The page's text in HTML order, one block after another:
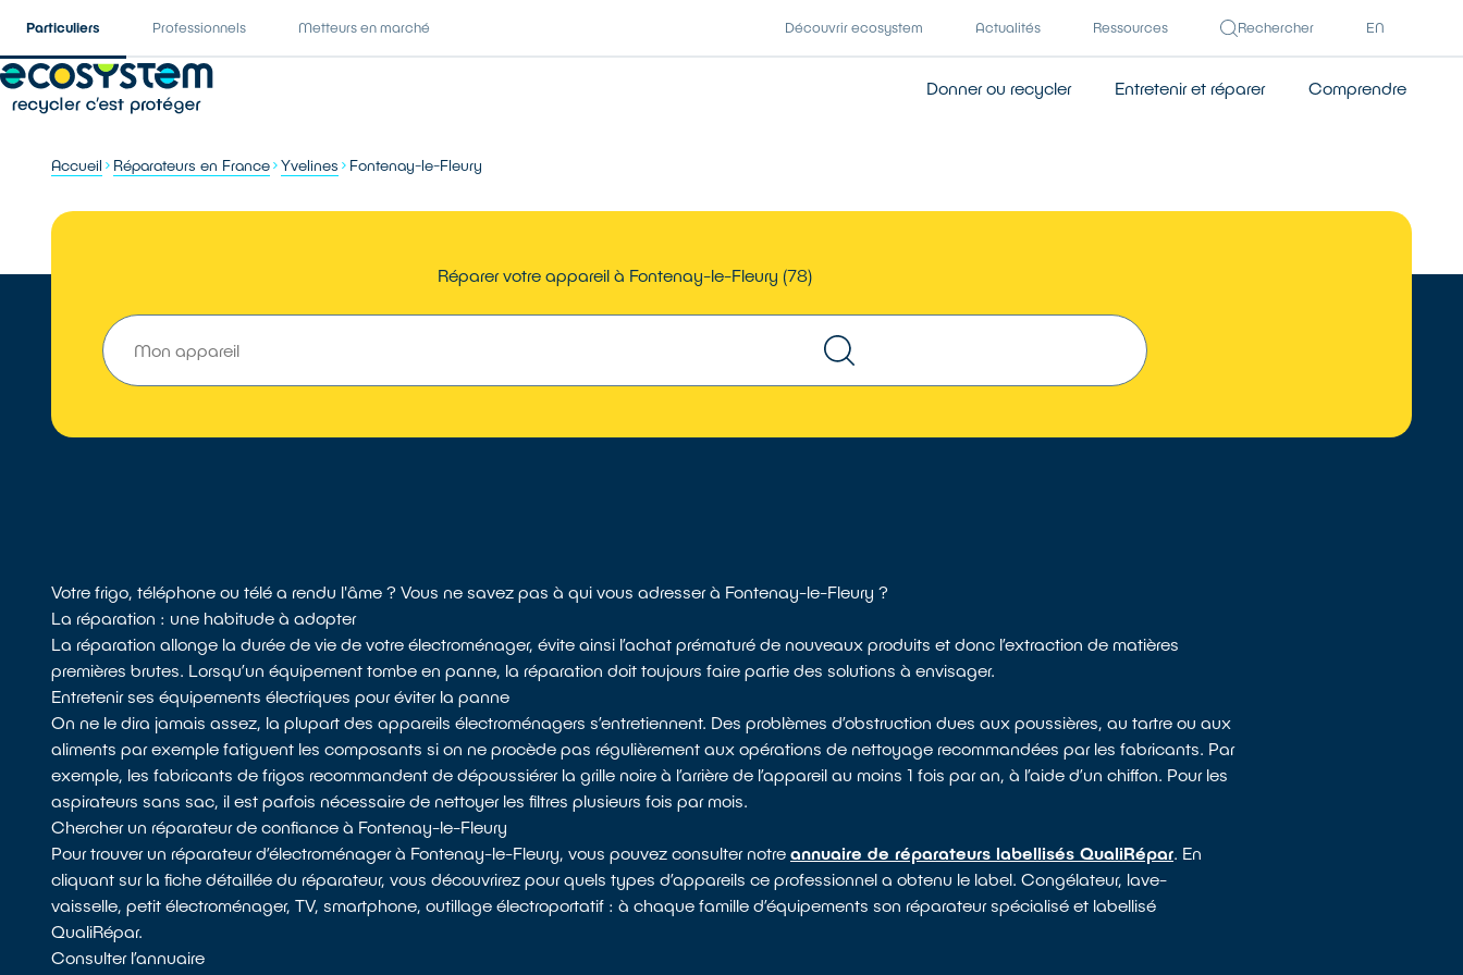
Particuliers Professionnels Metteurs en marché Découvrir ecosystem Actualités Ressources Rechercher EN
Donner ou recycler Entretenir et réparer Comprendre
Accueil Réparateurs en France Yvelines Fontenay-le-Fleury
Réparer votre appareil à Fontenay-le-Fleury (78)
Votre frigo, téléphone ou télé a rendu l'âme ? Vous ne savez pas à qui vous adresser à Fontenay-le-Fleury ?
La réparation : une habitude à adopter
La réparation allonge la durée de vie de votre électroménager, évite ainsi l’achat prématuré de nouveaux produits et donc l’extraction de matières
premières brutes. Lorsqu’un équipement tombe en panne, la réparation doit toujours faire partie des solutions à envisager.
Entretenir ses équipements électriques pour éviter la panne
On ne le dira jamais assez, la plupart des appareils électroménagers s’entretiennent. Des problèmes d’obstruction dues aux poussières, au tartre ou aux
aliments par exemple fatiguent les composants si on ne procède pas régulièrement aux opérations de nettoyage recommandées par les fabricants. Par
exemple, les fabricants de frigos recommandent de dépoussiérer la grille noire à l’arrière de l’appareil au moins 1 fois par an, à l’aide d’un chiffon. Pour les
aspirateurs sans sac, il est parfois nécessaire de nettoyer les filtres plusieurs fois par mois.
Chercher un réparateur de confiance à Fontenay-le-Fleury
Pour trouver un réparateur d’électroménager à Fontenay-le-Fleury, vous pouvez consulter notreannuaire de réparateurs labellisés QualiRépar. En
cliquant sur la fiche détaillée du réparateur, vous découvrirez pour quels types d’appareils ce professionnel a obtenu le label. Congélateur, lave-
vaisselle, petit électroménager, TV, smartphone, outillage électroportatif : à chaque famille d’équipements son réparateur spécialisé et labellisé
QualiRépar.
Consulter l’annuaire